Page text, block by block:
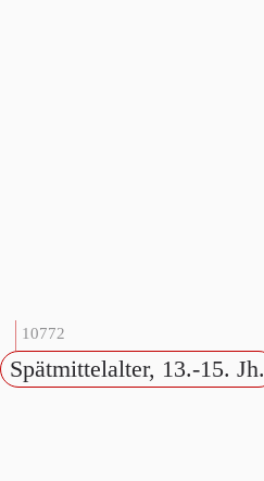
10772
Spätmittelalter, 13.-15. Jh.